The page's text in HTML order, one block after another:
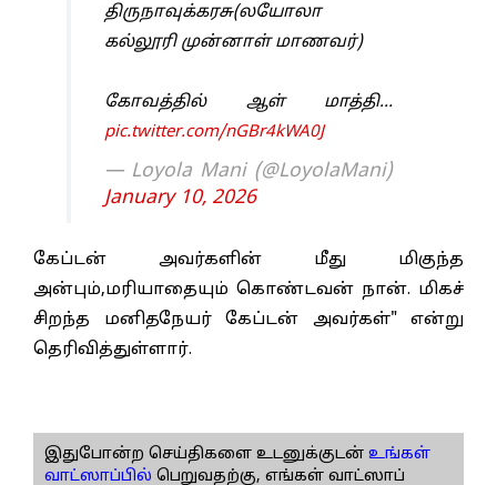
திருநாவுக்கரசு(லயோலா
கல்லூரி முன்னாள் மாணவர்)
கோவத்தில் ஆள் மாத்தி…
pic.twitter.com/nGBr4kWA0J
— Loyola Mani (@LoyolaMani)
January 10, 2026
கேப்டன் அவர்களின் மீது மிகுந்த
அன்பும்,மரியாதையும் கொண்டவன் நான். மிகச்
சிறந்த மனிதநேயர் கேப்டன் அவர்கள்" என்று
தெரிவித்துள்ளார்.
இதுபோன்ற செய்திகளை உடனுக்குடன் உங்கள்
வாட்ஸாப்பில் பெறுவதற்கு, எங்கள் வாட்ஸாப்